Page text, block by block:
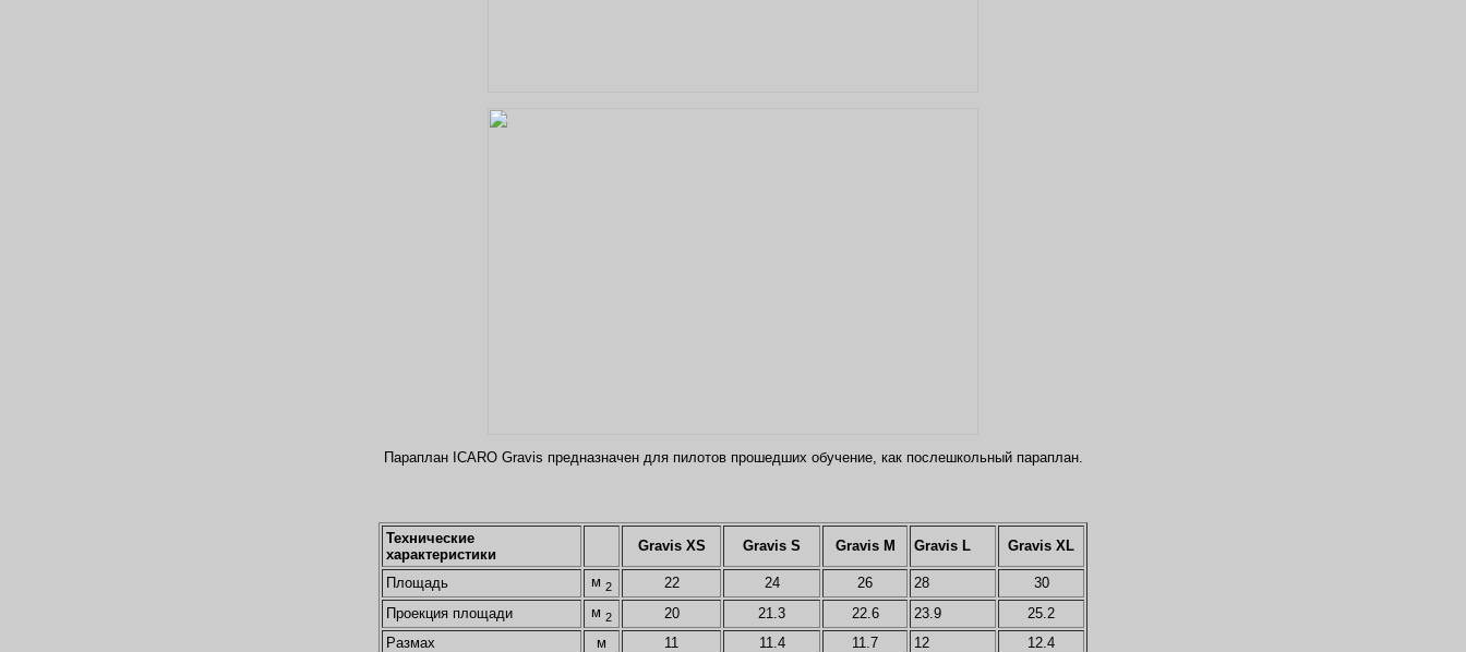
Параплан ICARO Gravis предназначен для пилотов прошедших обучение, как послешкольный параплан.
Технические
характеристики
Gravis XS Gravis S Gravis M Gravis L Gravis XL
Площадь м 2 22 24 26 28
30
Проекция площади
м 2 20 21.3 22.6 23.9
25.2
Размах
м 11 11.4 11.7 12
12.4